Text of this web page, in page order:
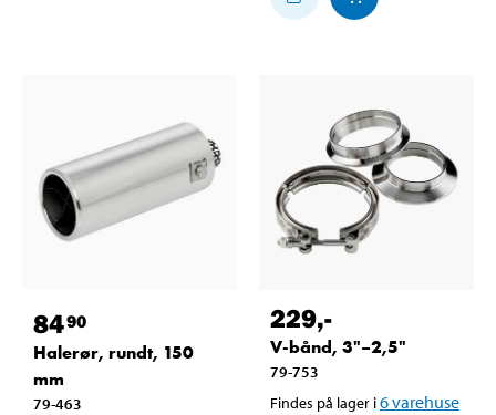
8490
Halerør, rundt, 150
mm
79-463
229,-
V-bånd, 3"–2,5"
79-753
Findes på lager i6varehuse